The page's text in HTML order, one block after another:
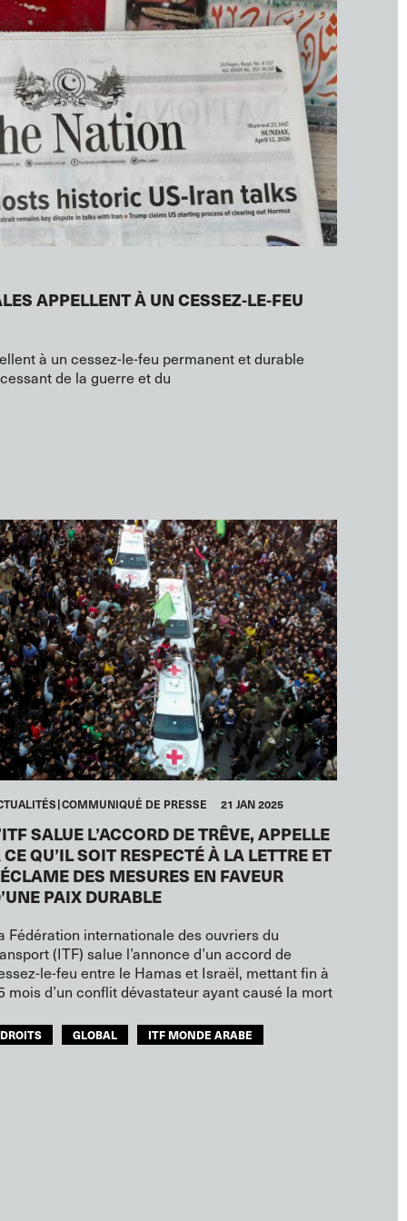
APPELLENT À UN CESSEZ-LE-FEU
à un cessez-le-feu permanent et durable
de la guerre et du
COMMUNIQUÉ DE PRESSE 21 JAN 2025
SALUE L’ACCORD DE TRÊVE, APPELLE
QU’IL SOIT RESPECTÉ À LA LETTRE ET
DES MESURES EN FAVEUR
PAIX DURABLE
Fédération internationale des ouvriers du
(ITF) salue l’annonce d’un accord de
le-feu entre le Hamas et Israël, mettant fin à
mois d’un conflit dévastateur ayant causé la mort
DROITS GLOBAL ITF MONDE ARABE